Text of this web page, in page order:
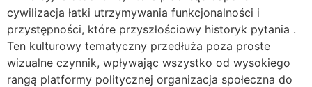
cywilizacja łatki utrzymywania funkcjonalności i
przystępności, które przyszłościowy historyk pytania .
Ten kulturowy tematyczny przedłuża poza proste
wizualne czynnik, wpływając wszystko od wysokiego
rangą platformy politycznej organizacja społeczna do